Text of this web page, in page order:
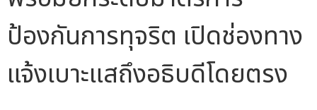
ป้องกันการทุจริต เปิดช่องทาง
แจ้งเบาะแสถึงอธิบดีโดยตรง